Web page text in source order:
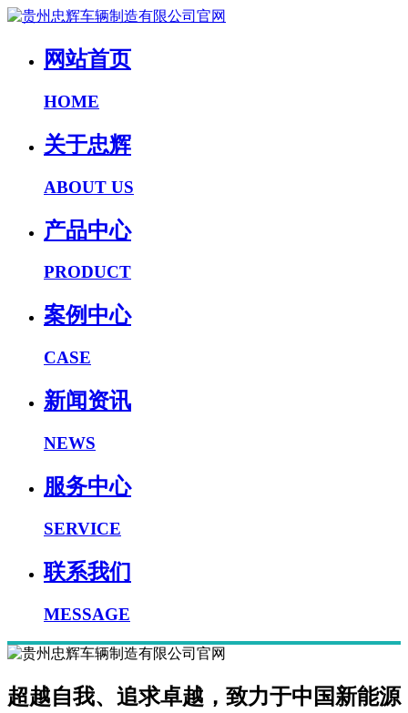
网站首页
HOME
关于忠辉
ABOUT US
产品中心
PRODUCT
案例中心
CASE
新闻资讯
NEWS
服务中心
SERVICE
联系我们
MESSAGE
超越自我、追求卓越，致力于中国新能源